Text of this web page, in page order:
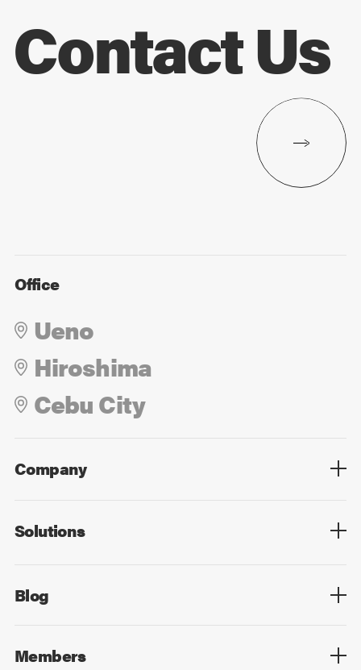
Contact Us
Office
Ueno
Hiroshima
Cebu City
Company
Solutions
Blog
Members